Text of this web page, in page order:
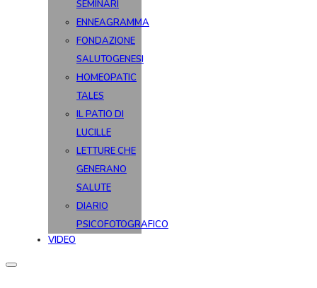
SEMINARI
ENNEAGRAMMA
FONDAZIONE
SALUTOGENESI
HOMEOPATIC
TALES
IL PATIO DI
LUCILLE
LETTURE CHE
GENERANO
SALUTE
DIARIO
PSICOFOTOGRAFICO
VIDEO